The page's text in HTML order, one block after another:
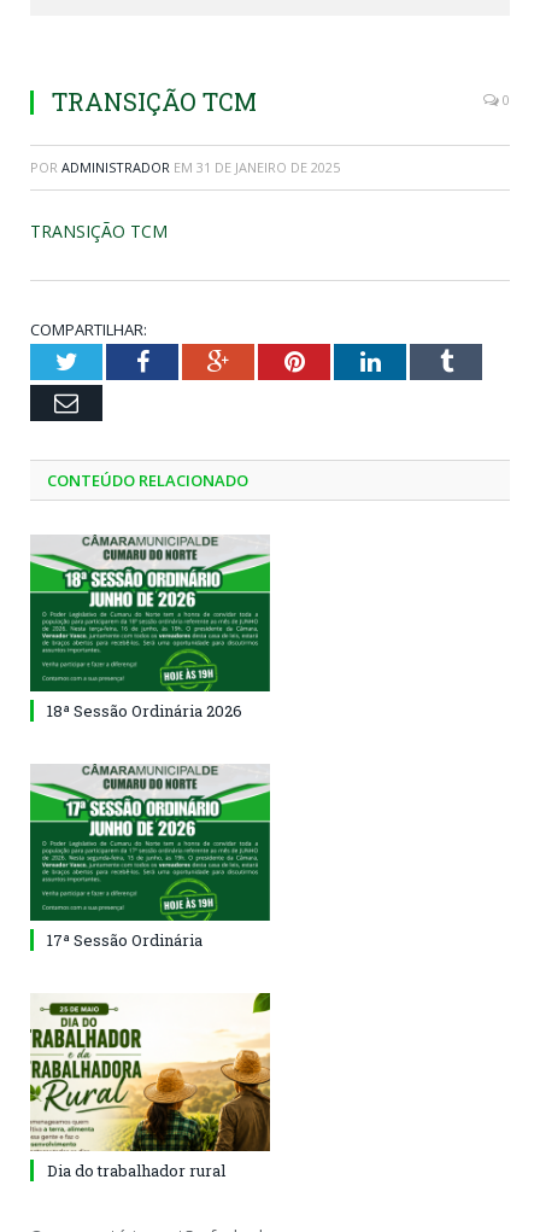
TRANSIÇÃO TCM 0
POR ADMINISTRADOR EM 31 DE JANEIRO DE 2025
TRANSIÇÃO TCM
COMPARTILHAR:
TwitterFacebookGoogle+PinterestLinkedInTumblr
Email
CONTEÚDO RELACIONADO
18ª Sessão Ordinária 2026
17ª Sessão Ordinária
Dia do trabalhador rural